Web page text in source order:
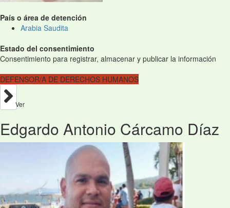
País o área de detención
Arabia Saudita
Estado del consentimiento
Consentimiento para registrar, almacenar y publicar la información
DEFENSOR/A DE DERECHOS HUMANOS
Ver
Edgardo Antonio Cárcamo Díaz